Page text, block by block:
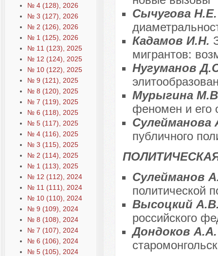
№ 4 (128), 2026
№ 3 (127), 2026
№ 2 (126), 2026
№ 1 (125), 2026
№ 11 (123), 2025
№ 12 (124), 2025
№ 10 (122), 2025
№ 9 (121), 2025
№ 8 (120), 2025
№ 7 (119), 2025
№ 6 (118), 2025
№ 5 (117), 2025
№ 4 (116), 2025
№ 3 (115), 2025
№ 2 (114), 2025
№ 1 (113), 2025
№ 12 (112), 2024
№ 11 (111), 2024
№ 10 (110), 2024
№ 9 (109), 2024
№ 8 (108), 2024
№ 7 (107), 2024
№ 6 (106), 2024
№ 5 (105), 2024
Сычугова
Кадамов И.Н.
мигрантов:
Нугуманов
Мурыгина
феномен и его
Сулейманова
публичного
Сулейманов
политической
Высоцкий
российского
Дондоков